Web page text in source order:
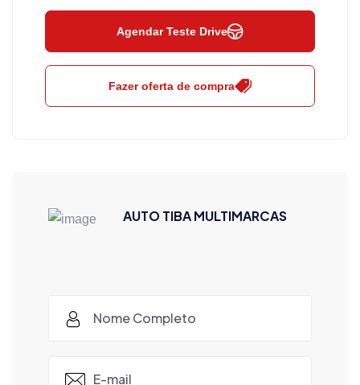
Agendar Teste Drive
Fazer oferta de compra
AUTO TIBA MULTIMARCAS